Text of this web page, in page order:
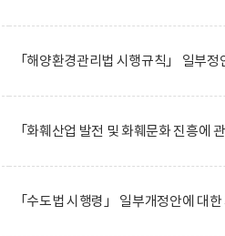
「해양환경관리법 시행규칙」 일부
「화훼산업 발전 및 화훼문화 진흥에
「수도법 시행령」 일부개정안에 대